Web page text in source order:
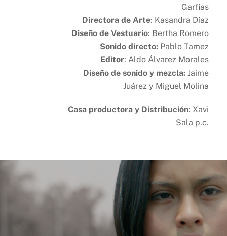
Garfias
Directora de Arte: Kasandra Díaz
Diseño de Vestuario: Bertha Romero
Sonido directo: Pablo Tamez
Editor: Aldo Álvarez Morales
Diseño de sonido y mezcla: Jaime
Juárez y Miguel Molina
Casa productora y Distribución: Xavi
Sala p.c.